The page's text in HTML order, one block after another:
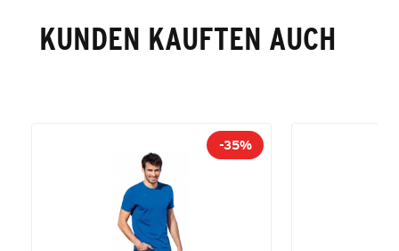
KUNDEN KAUFTEN AUCH
-35%